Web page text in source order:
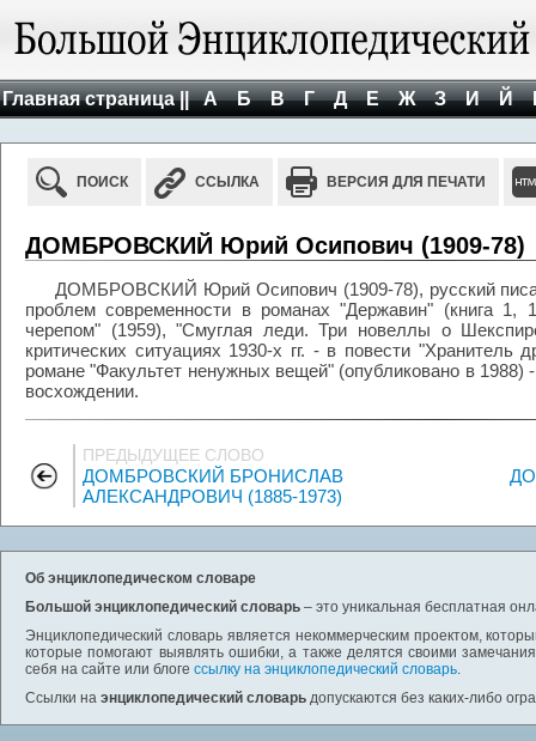
Главная страница || А Б В Г Д Е Ж З И Й
ПОИСК ССЫЛКА ВЕРСИЯ ДЛЯ ПЕЧАТИ
ДОМБРОВСКИЙ Юрий Осипович (1909-78)
ДОМБРОВСКИЙ Юрий Осипович (1909-78), русский
проблем современности в романах "Державин" (книга 1,
черепом" (1959), "Смуглая леди. Три новеллы о
критических ситуациях 1930-х гг. - в повести "Хранитель
романе "Факультет ненужных вещей" (опубликовано в 1988)
восхождении.
ПРЕДЫДУЩЕЕ СЛОВО
ДОМБРОВСКИЙ БРОНИСЛАВ
АЛЕКСАНДРОВИЧ (1885-1973)
Об энциклопедическом словаре
Большой энциклопедический словарь – это уникальная бесплатная
Энциклопедический словарь является некоммерческим проектом,
которые помогают выявлять ошибки, а также делятся своими
себя на сайте или блоге ссылку на энциклопедический словарь.
Ссылки на энциклопедический словарь допускаются без каких-либо